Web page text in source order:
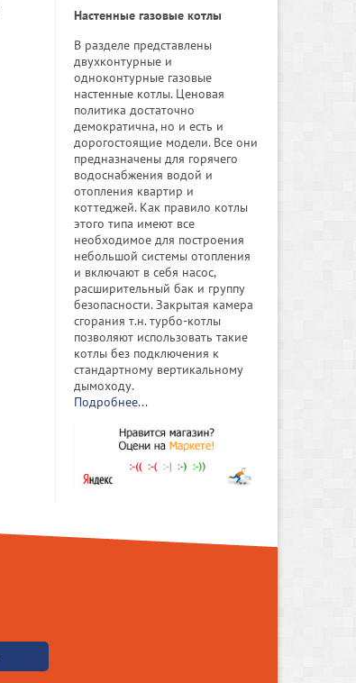
Настенные газовые котлы
В разделе представлены
двухконтурные и
одноконтурные газовые
настенные котлы. Ценовая
политика достаточно
демократична, но и есть и
дорогостоящие модели. Все они
предназначены для горячего
водоснабжения водой и
отопления квартир и
коттеджей. Как правило котлы
этого типа имеют все
необходимое для построения
небольшой системы отопления
и включают в себя насос,
расширительный бак и группу
безопасности. Закрытая камера
сгорания т.н. турбо-котлы
позволяют использовать такие
котлы без подключения к
стандартному вертикальному
дымоходу.
Подробнее...